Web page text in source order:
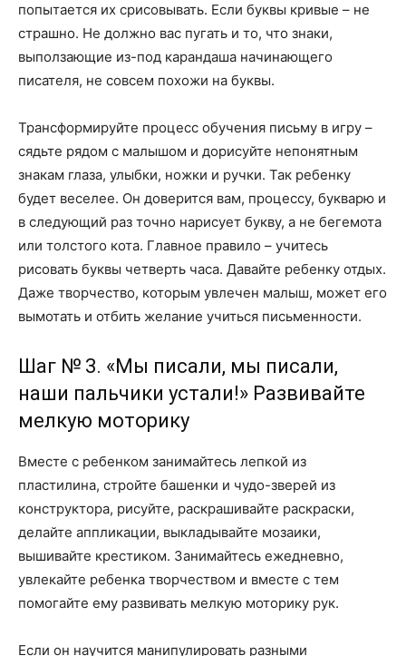
попытается их срисовывать. Если буквы кривые – не
страшно. Не должно вас пугать и то, что знаки,
выползающие из-под карандаша начинающего
писателя, не совсем похожи на буквы.
Трансформируйте процесс обучения письму в игру –
сядьте рядом с малышом и дорисуйте непонятным
знакам глаза, улыбки, ножки и ручки. Так ребенку
будет веселее. Он доверится вам, процессу, букварю и
в следующий раз точно нарисует букву, а не бегемота
или толстого кота. Главное правило – учитесь
рисовать буквы четверть часа. Давайте ребенку отдых.
Даже творчество, которым увлечен малыш, может его
вымотать и отбить желание учиться письменности.
Шаг № 3. «Мы писали, мы писали,
наши пальчики устали!» Развивайте
мелкую моторику
Вместе с ребенком занимайтесь лепкой из
пластилина, стройте башенки и чудо-зверей из
конструктора, рисуйте, раскрашивайте раскраски,
делайте аппликации, выкладывайте мозаики,
вышивайте крестиком. Занимайтесь ежедневно,
увлекайте ребенка творчеством и вместе с тем
помогайте ему развивать мелкую моторику рук.
Если он научится манипулировать разными